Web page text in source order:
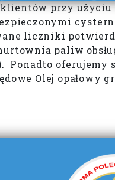
przy
liczniki
paliw
oferujemy
Olej opałowy